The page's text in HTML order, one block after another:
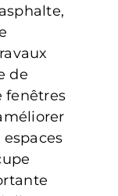
de
fenêtres